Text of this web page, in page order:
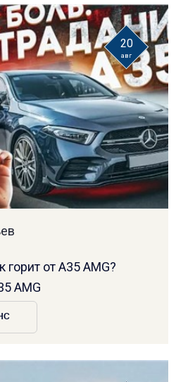
20
авг
от A35 AMG?
AMG